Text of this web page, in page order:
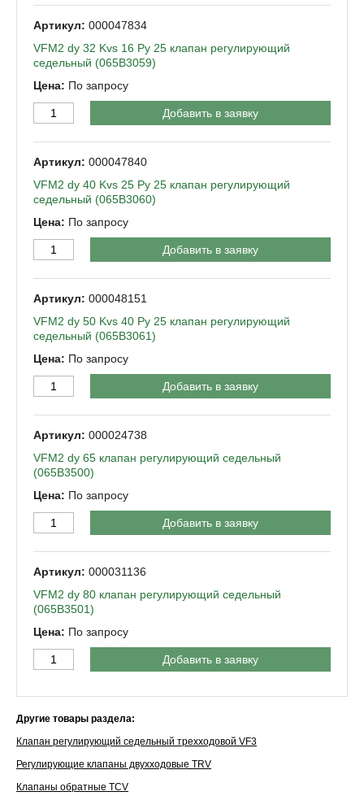
000047834
VFM2 dy 32 Kvs 16 Py 25 клапан регулирующий
седельный (065B3059)
По запросу
Добавить в заявку
000047840
VFM2 dy 40 Kvs 25 Py 25 клапан регулирующий
седельный (065B3060)
По запросу
Добавить в заявку
000048151
VFM2 dy 50 Kvs 40 Py 25 клапан регулирующий
седельный (065B3061)
По запросу
Добавить в заявку
000024738
VFM2 dy 65 клапан регулирующий седельный
(065B3500)
По запросу
Добавить в заявку
000031136
VFM2 dy 80 клапан регулирующий седельный
(065B3501)
По запросу
Добавить в заявку
Другие товары раздела:
Клапан регулирующий седельный трехходовой VF3
Регулирующие клапаны двухходовые TRV
Клапаны обратные TCV